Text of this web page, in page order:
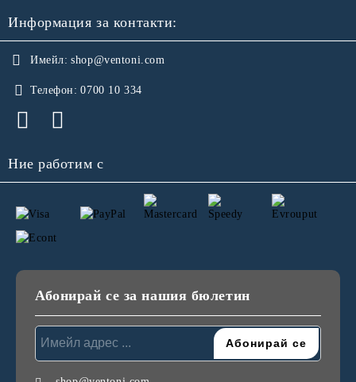
Информация за контакти:
Имейл: shop@ventoni.com
Телефон: 0700 10 334
Ние работим с
Абонирай се за нашия бюлетин